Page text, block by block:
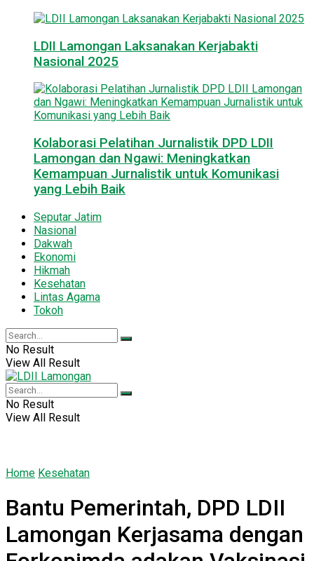
LDII Lamongan Laksanakan Kerjabakti
Nasional 2025
Kolaborasi Pelatihan Jurnalistik DPD LDII
Lamongan dan Ngawi: Meningkatkan
Kemampuan Jurnalistik untuk Komunikasi
yang Lebih Baik
Seputar Jatim
Nasional
Dakwah
Ekonomi
Hikmah
Kesehatan
Lintas Agama
Tokoh
No Result
View All Result
No Result
View All Result
Home Kesehatan
Bantu Pemerintah, DPD LDII
Lamongan Kerjasama dengan